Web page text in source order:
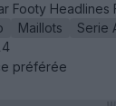
Footy Headlines
Maillots
Serie
préférée